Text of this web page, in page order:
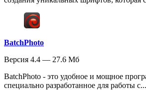
BatchPhoto
Версия 4.4 — 27.6 Мб
BatchPhoto - это удобное и мощное
специально разработанное для работы с...